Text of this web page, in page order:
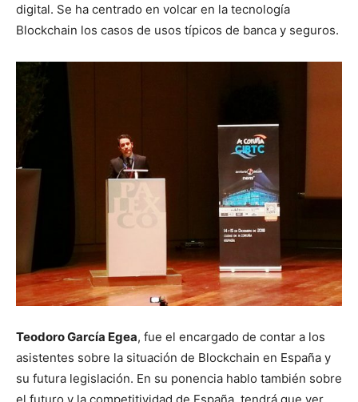
digital. Se ha centrado en volcar en la tecnología
Blockchain los casos de usos típicos de banca y seguros.
Teodoro García Egea, fue el encargado de contar a los
asistentes sobre la situación de Blockchain en España y
su futura legislación. En su ponencia hablo también sobre